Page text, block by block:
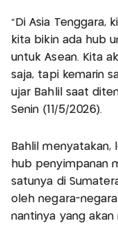
"Di Asia Tenggara,
kita bikin ada hub
untuk Asean. Kita
saja, tapi kemarin
ujar Bahlil saat
Senin (11/5/2026).
Bahlil menyatakan,
hub penyimpanan
satunya di
oleh negara-
nantinya yang